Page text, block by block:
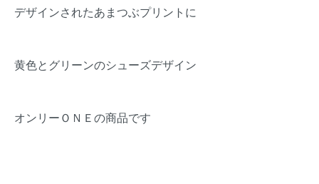
デザインされたあまつぶプリントに
黄色とグリーンのシューズデザイン
オンリーＯＮＥの商品です